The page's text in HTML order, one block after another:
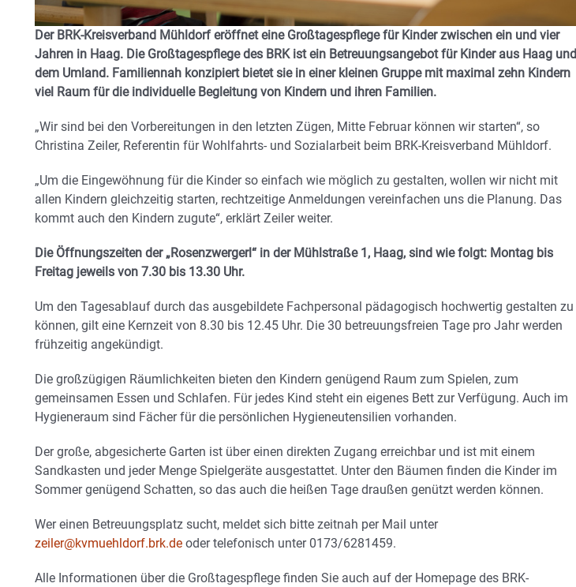
Der BRK-Kreisverband Mühldorf eröffnet eine Großtagespflege für Kinder zwischen ein und vier
Jahren in Haag. Die Großtagespflege des BRK ist ein Betreuungsangebot für Kinder aus Haag und
dem Umland. Familiennah konzipiert bietet sie in einer kleinen Gruppe mit maximal zehn Kindern
viel Raum für die individuelle Begleitung von Kindern und ihren Familien.
„Wir sind bei den Vorbereitungen in den letzten Zügen, Mitte Februar können wir starten“, so
Christina Zeiler, Referentin für Wohlfahrts- und Sozialarbeit beim BRK-Kreisverband Mühldorf.
„Um die Eingewöhnung für die Kinder so einfach wie möglich zu gestalten, wollen wir nicht mit
allen Kindern gleichzeitig starten, rechtzeitige Anmeldungen vereinfachen uns die Planung. Das
kommt auch den Kindern zugute“, erklärt Zeiler weiter.
Die Öffnungszeiten der „Rosenzwergerl“ in der Mühlstraße 1, Haag, sind wie folgt: Montag bis
Freitag jeweils von 7.30 bis 13.30 Uhr.
Um den Tagesablauf durch das ausgebildete Fachpersonal pädagogisch hochwertig gestalten zu
können, gilt eine Kernzeit von 8.30 bis 12.45 Uhr. Die 30 betreuungsfreien Tage pro Jahr werden
frühzeitig angekündigt.
Die großzügigen Räumlichkeiten bieten den Kindern genügend Raum zum Spielen, zum
gemeinsamen Essen und Schlafen. Für jedes Kind steht ein eigenes Bett zur Verfügung. Auch im
Hygieneraum sind Fächer für die persönlichen Hygieneutensilien vorhanden.
Der große, abgesicherte Garten ist über einen direkten Zugang erreichbar und ist mit einem
Sandkasten und jeder Menge Spielgeräte ausgestattet. Unter den Bäumen finden die Kinder im
Sommer genügend Schatten, so das auch die heißen Tage draußen genützt werden können.
Wer einen Betreuungsplatz sucht, meldet sich bitte zeitnah per Mail unter
zeiler@kvmuehldorf.brk.de oder telefonisch unter 0173/6281459.
Alle Informationen über die Großtagespflege finden Sie auch auf der Homepage des BRK-